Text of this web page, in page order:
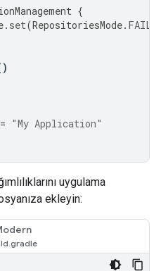
{
. set(RepositoriesMode.
= "My Application"
uygulama
ekleyin: